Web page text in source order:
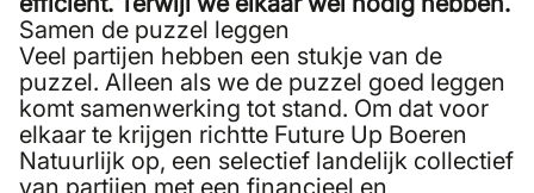
Samen de puzzel leggen
Veel partijen hebben een stukje van de
puzzel. Alleen als we de puzzel goed leggen
komt samenwerking tot stand. Om dat voor
elkaar te krijgen richtte Future Up Boeren
Natuurlijk op, een selectief landelijk collectief
van partijen met een financieel en